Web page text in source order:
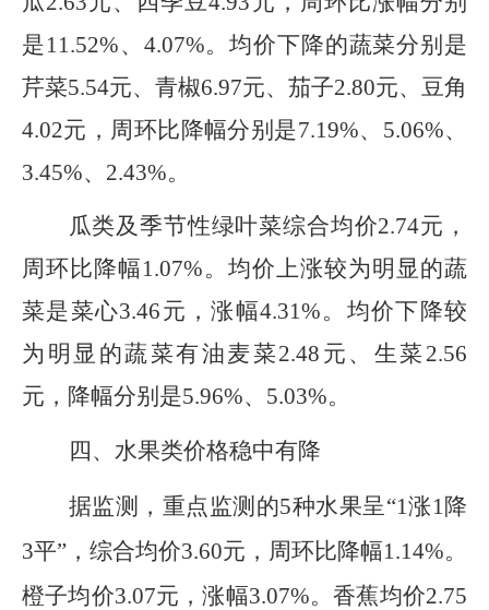
是11.52%、4.07%。均价下降的蔬菜分别是
芹菜5.54元、青椒6.97元、茄子2.80元、豆角
4.02元，周环比降幅分别是7.19%、5.06%、
3.45%、2.43%。
瓜类及季节性绿叶菜综合均价2.74元，
周环比降幅1.07%。均价上涨较为明显的蔬
菜是菜心3.46元，涨幅4.31%。均价下降较
为明显的蔬菜有油麦菜2.48元、生菜2.56
元，降幅分别是5.96%、5.03%。
四、水果类价格稳中有降
据监测，重点监测的5种水果呈“1涨1降
3平”，综合均价3.60元，周环比降幅1.14%。
橙子均价3.07元，涨幅3.07%。香蕉均价2.75